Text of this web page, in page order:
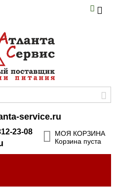
service.ru
23-08
МОЯ КОРЗИНА
Корзина пуста